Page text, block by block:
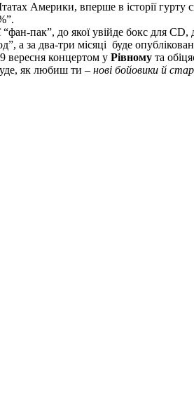
Америки, вперше в історії гурту
пак”, до якої увійде бокс для
а за два-три місяці буде
вересня концертом у Рівному та
як любиш ти – нові бойовики й